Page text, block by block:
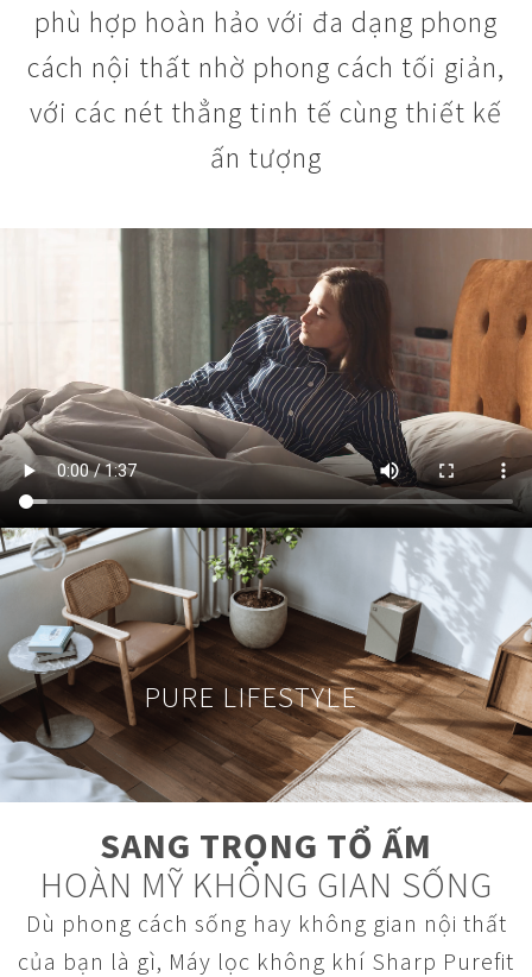
phù hợp hoàn hảo với đa dạng phong
cách nội thất nhờ phong cách tối giản,
với các nét thẳng tinh tế cùng thiết kế
ấn tượng
PURE LIFESTYLE
SANG TRỌNG TỔ ẤM
HOÀN MỸ KHÔNG GIAN SỐNG
Dù phong cách sống hay không gian nội thất
của bạn là gì, Máy lọc không khí Sharp Purefit